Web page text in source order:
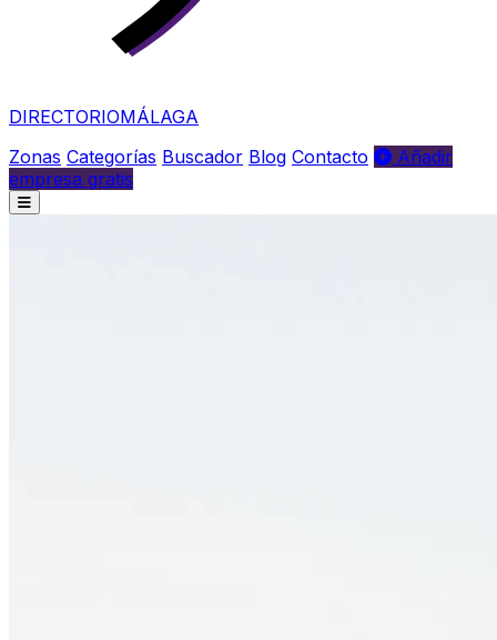
DIRECTORIOMÁLAGA
Zonas Categorías Buscador Blog Contacto
Añadir
empresa gratis